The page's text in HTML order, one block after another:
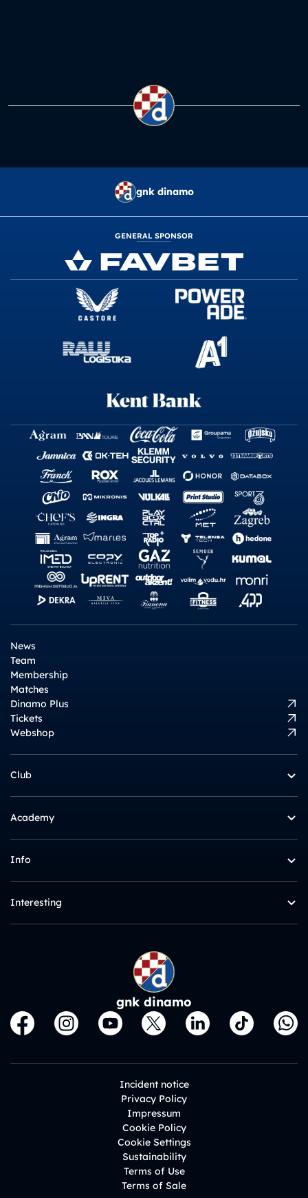
gnk dinamo
GENERAL SPONSOR
News
Team
Membership
Matches
Dinamo Plus
Tickets
Webshop
Club
Academy
Info
Interesting
gnk dinamo
Incident notice
Privacy Policy
Impressum
Cookie Policy
Cookie Settings
Sustainability
Terms of Use
Terms of Sale